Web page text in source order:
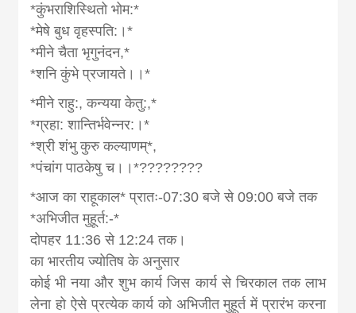
*कुंभराशिस्थितो भोम:*
*मेषे बुध वृहस्पति:।*
*मीने चैता भृगुनंदन,*
*शनि कुंभे प्रजायते।।*
*मीने राहु:, कन्यया केतु:,*
*ग्रहा: शान्तिर्भवेन्नर:।*
*श्री शंभु कुरु कल्याणम्*,
*पंचांग पाठकेषु च।।*????????
*आज का राहूकाल* प्रातः-07:30 बजे से 09:00 बजे तक
*अभिजीत मुहूर्त:-*
दोपहर 11:36 से 12:24 तक।
का भारतीय ज्योतिष के अनुसार
कोई भी नया और शुभ कार्य जिस कार्य से चिरकाल तक लाभ
लेना हो ऐसे प्रत्येक कार्य को अभिजीत मुहूर्त में प्रारंभ करना